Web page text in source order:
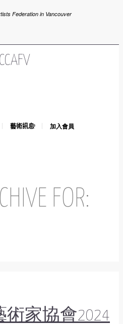
Federation in Vancouver
藝術訊息
加入會員
FOR:
家協會2024